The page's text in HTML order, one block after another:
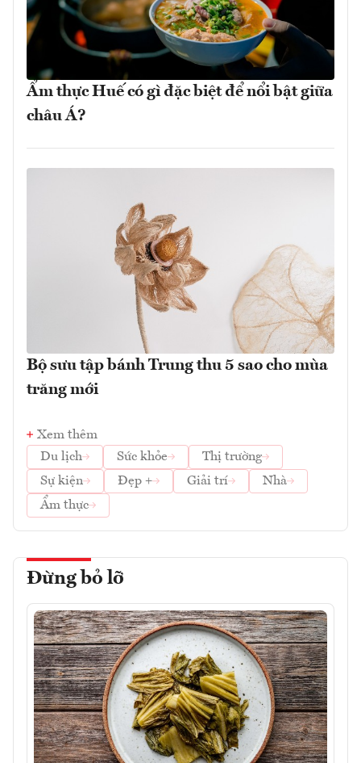
Ẩm thực Huế có gì đặc biệt để nổi bật giữa
châu Á?
Bộ sưu tập bánh Trung thu 5 sao cho mùa
trăng mới
Xem thêm
Du lịch
Sức khỏe
Thị trường
Sự kiện
Đẹp + Giải trí
Nhà
Ẩm thực
Đừng bỏ lỡ